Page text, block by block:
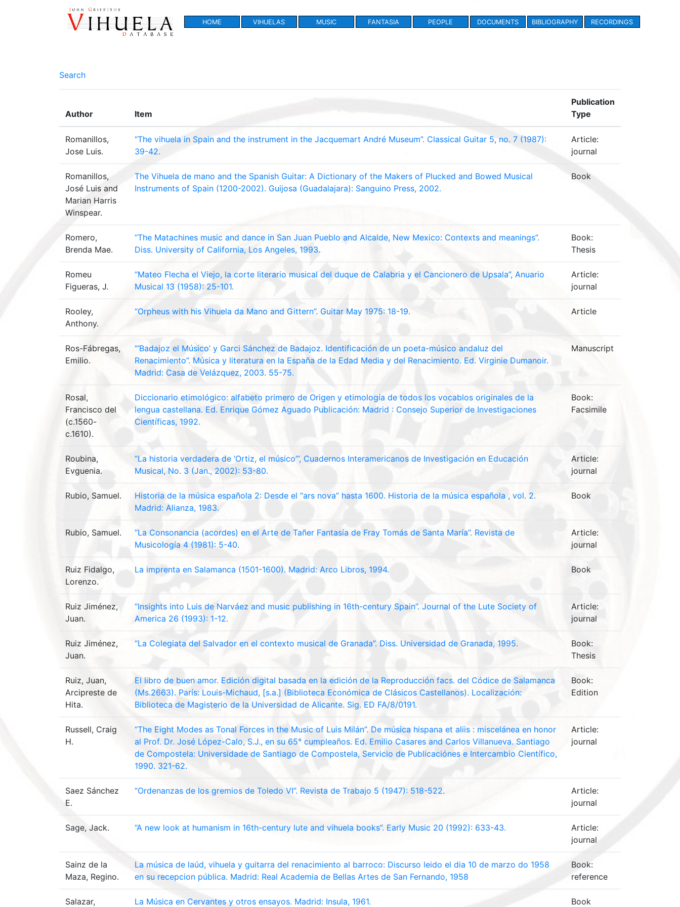
HOME VIHUELAS MUSIC FANTASIA PEOPLE DOCUMENTS BIBLIOGRAPHY RECORDINGS
Search
Author Item
Publication
Type
Romanillos,
Jose Luis.
“The vihuela in Spain and the instrument in the Jacquemart André Museum”. Classical Guitar 5, no. 7 (1987):
39-42.
Article:
journal
Romanillos,
José Luis and
Marian Harris
Winspear.
The Vihuela de mano and the Spanish Guitar: A Dictionary of the Makers of Plucked and Bowed Musical
Instruments of Spain (1200-2002). Guijosa (Guadalajara): Sanguino Press, 2002.
Book
Romero,
Brenda Mae.
“The Matachines music and dance in San Juan Pueblo and Alcalde, New Mexico: Contexts and meanings”.
Diss. University of California, Los Angeles, 1993.
Book:
Thesis
Romeu
Figueras, J.
“Mateo Flecha el Viejo, la corte literario musical del duque de Calabria y el Cancionero de Upsala”, Anuario
Musical 13 (1958): 25-101.
Article:
journal
Rooley,
Anthony.
“Orpheus with his Vihuela da Mano and Gittern”. Guitar May 1975: 18-19. Article
Ros-Fábregas,
Emilio.
“‘Badajoz el Músico’ y Garci Sánchez de Badajoz. Identificación de un poeta-músico andaluz del
Renacimiento”. Música y literatura en la España de la Edad Media y del Renacimiento. Ed. Virginie Dumanoir.
Madrid: Casa de Velázquez, 2003. 55-75.
Manuscript
Rosal,
Francisco del
(c.1560-
c.1610).
Diccionario etimológico: alfabeto primero de Origen y etimología de todos los vocablos originales de la
lengua castellana. Ed. Enrique Gómez Aguado Publicación: Madrid : Consejo Superior de Investigaciones
Científicas, 1992.
Book:
Facsimile
Roubina,
Evguenia.
“La historia verdadera de ‘Ortiz, el músico’”, Cuadernos Interamericanos de Investigación en Educación
Musical, No. 3 (Jan., 2002): 53-80.
Article:
journal
Rubio, Samuel.
Historia de la música española 2: Desde el “ars nova” hasta 1600. Historia de la música española , vol. 2.
Madrid: Alianza, 1983.
Book
Rubio, Samuel.
“La Consonancia (acordes) en el Arte de Tañer Fantasía de Fray Tomás de Santa María”. Revista de
Musicología 4 (1981): 5-40.
Article:
journal
Ruiz Fidalgo,
Lorenzo.
La imprenta en Salamanca (1501-1600). Madrid: Arco Libros, 1994. Book
Ruiz Jiménez,
Juan.
“Insights into Luis de Narváez and music publishing in 16th-century Spain”. Journal of the Lute Society of
America 26 (1993): 1-12.
Article:
journal
Ruiz Jiménez,
Juan.
“La Colegiata del Salvador en el contexto musical de Granada”. Diss. Universidad de Granada, 1995.
Book:
Thesis
Ruiz, Juan,
Arcipreste de
Hita.
El libro de buen amor. Edición digital basada en la edición de la Reproducción facs. del Códice de Salamanca
(Ms.2663). París: Louis-Michaud, [s.a.] (Biblioteca Económica de Clásicos Castellanos). Localización:
Biblioteca de Magisterio de la Universidad de Alicante. Sig. ED FA/8/0191.
Book:
Edition
Russell, Craig
H.
“The Eight Modes as Tonal Forces in the Music of Luis Milán”. De música hispana et aliis : miscelánea en honor
al Prof. Dr. José López-Calo, S.J., en su 65° cumpleaños. Ed. Emilio Casares and Carlos Villanueva. Santiago
de Compostela: Universidade de Santiago de Compostela, Servicio de Publicaciónes e Intercambio Científico,
1990. 321-62.
Article:
journal
Saez Sánchez
E.
“Ordenanzas de los gremios de Toledo VI”. Revista de Trabajo 5 (1947): 518-522.
Article:
journal
Sage, Jack. “A new look at humanism in 16th-century lute and vihuela books”. Early Music 20 (1992): 633-43.
Article:
journal
Sainz de la
Maza, Regino.
La música de laúd, vihuela y guitarra del renacimiento al barroco: Discurso leido el dia 10 de marzo do 1958
en su recepcion pública. Madrid: Real Academia de Bellas Artes de San Fernando, 1958
Book:
reference
Salazar, La Música en Cervantes y otros ensayos. Madrid: Insula, 1961. Book